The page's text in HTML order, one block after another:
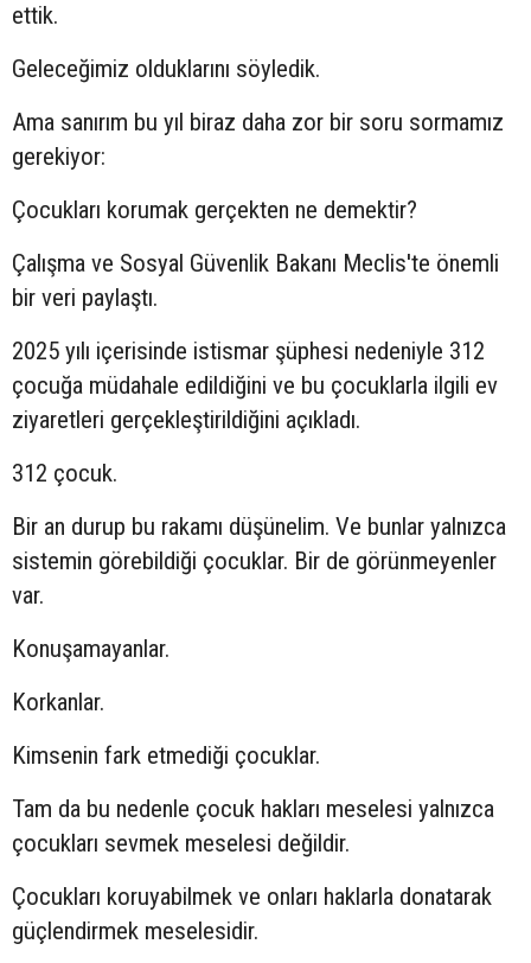
ettik.
Geleceğimiz olduklarını söyledik.
Ama sanırım bu yıl biraz daha zor bir soru sormamız
gerekiyor:
Çocukları korumak gerçekten ne demektir?
Çalışma ve Sosyal Güvenlik Bakanı Meclis'te önemli
bir veri paylaştı.
2025 yılı içerisinde istismar şüphesi nedeniyle 312
çocuğa müdahale edildiğini ve bu çocuklarla ilgili ev
ziyaretleri gerçekleştirildiğini açıkladı.
312 çocuk.
Bir an durup bu rakamı düşünelim. Ve bunlar yalnızca
sistemin görebildiği çocuklar. Bir de görünmeyenler
var.
Konuşamayanlar.
Korkanlar.
Kimsenin fark etmediği çocuklar.
Tam da bu nedenle çocuk hakları meselesi yalnızca
çocukları sevmek meselesi değildir.
Çocukları koruyabilmek ve onları haklarla donatarak
güçlendirmek meselesidir.